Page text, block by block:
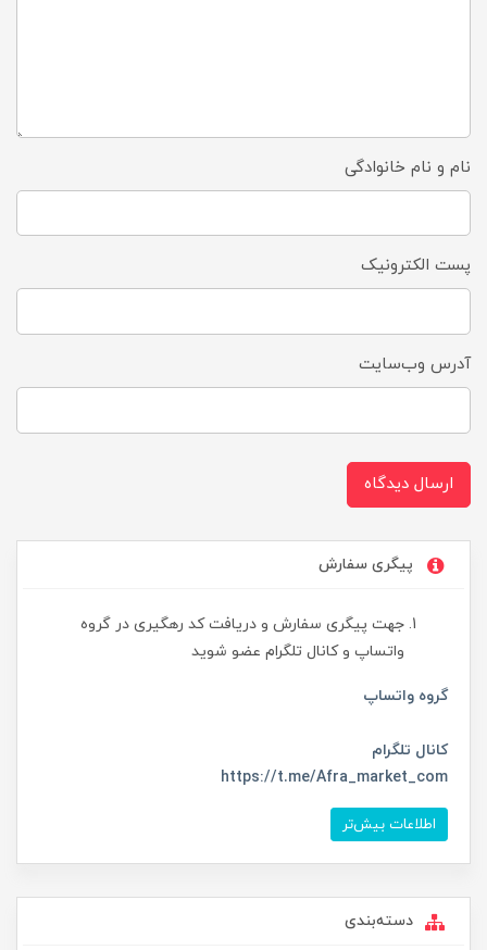
نام و نام خانوادگی
پست الکترونیک
آدرس وب‌سایت
ارسال دیدگاه
پیگری سفارش
جهت پیگری سفارش و دریافت کد رهگیری در گروه
واتساپ و کانال تلگرام عضو شوید
گروه واتساپ
کانال تلگرام
https://t.me/Afra_market_com
اطلاعات بیش‌تر
دسته‌بندی